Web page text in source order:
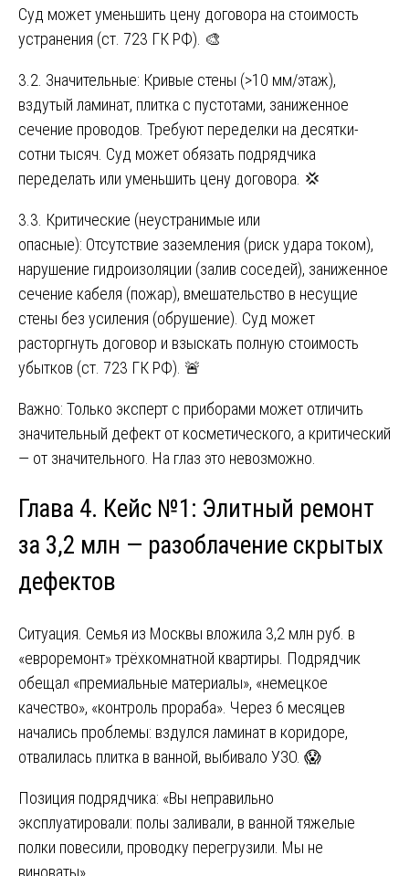
Суд может уменьшить цену договора на стоимость
устранения (ст. 723 ГК РФ). 🎨
3.2. Значительные: Кривые стены (>10 мм/этаж),
вздутый ламинат, плитка с пустотами, заниженное
сечение проводов. Требуют переделки на десятки-
сотни тысяч. Суд может обязать подрядчика
переделать или уменьшить цену договора. 💢
3.3. Критические (неустранимые или
опасные): Отсутствие заземления (риск удара током),
нарушение гидроизоляции (залив соседей), заниженное
сечение кабеля (пожар), вмешательство в несущие
стены без усиления (обрушение). Суд может
расторгнуть договор и взыскать полную стоимость
убытков (ст. 723 ГК РФ). 🚨
Важно: Только эксперт с приборами может отличить
значительный дефект от косметического, а критический
— от значительного. На глаз это невозможно.
Глава 4. Кейс №1: Элитный ремонт
за 3,2 млн — разоблачение скрытых
дефектов
Ситуация. Семья из Москвы вложила 3,2 млн руб. в
«евроремонт» трёхкомнатной квартиры. Подрядчик
обещал «премиальные материалы», «немецкое
качество», «контроль прораба». Через 6 месяцев
начались проблемы: вздулся ламинат в коридоре,
отвалилась плитка в ванной, выбивало УЗО. 😱
Позиция подрядчика: «Вы неправильно
эксплуатировали: полы заливали, в ванной тяжелые
полки повесили, проводку перегрузили. Мы не
виноваты».